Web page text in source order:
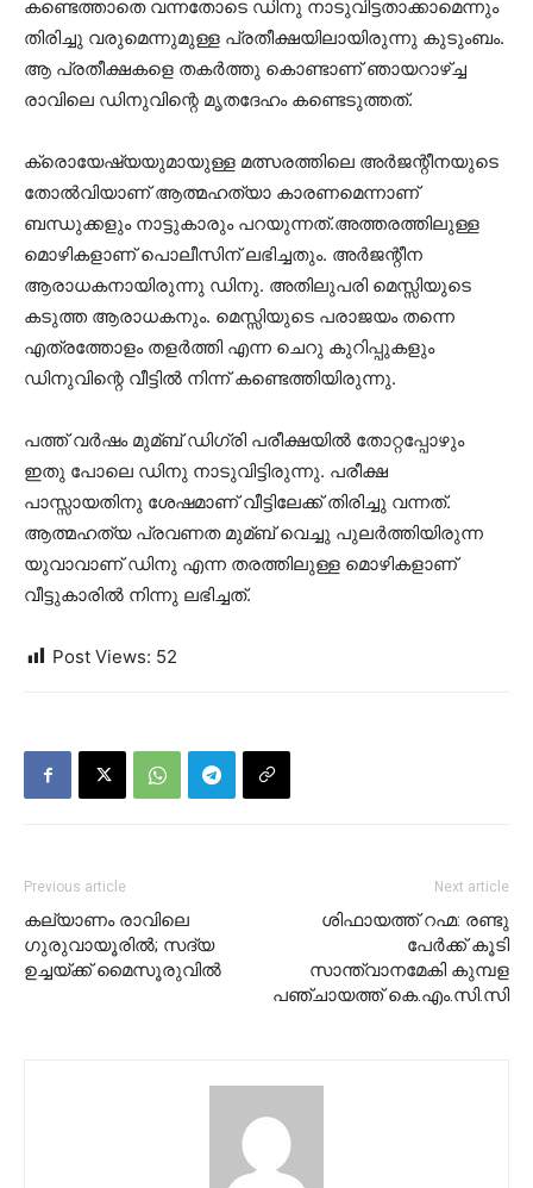
കണ്ടെത്താതെ വന്നതോടെ ഡിനു നാടുവിട്ടതാക്കാമെന്നും
തിരിച്ചു വരുമെന്നുമുള്ള പ്രതീക്ഷയിലായിരുന്നു കുടുംബം.
ആ പ്രതീക്ഷകളെ തകര്‍ത്തു കൊണ്ടാണ് ഞായറാഴ്‌ച്ച
രാവിലെ ഡിനുവിന്റെ മൃതദേഹം കണ്ടെടുത്തത്.
ക്രൊയേഷ്യയുമായുള്ള മത്സരത്തിലെ അര്‍ജന്റീനയുടെ
തോല്‍വിയാണ് ആത്മഹത്യാ കാരണമെന്നാണ്
ബന്ധുക്കളും നാട്ടുകാരും പറയുന്നത്.അത്തരത്തിലുള്ള
മൊഴികളാണ് പൊലീസിന് ലഭിച്ചതും. അര്‍ജന്റീന
ആരാധകനായിരുന്നു ഡിനു. അതിലുപരി മെസ്സിയുടെ
കടുത്ത ആരാധകനും. മെസ്സിയുടെ പരാജയം തന്നെ
എത്രത്തോളം തളര്‍ത്തി എന്ന ചെറു കുറിപ്പുകളും
ഡിനുവിന്റെ വീട്ടില്‍ നിന്ന് കണ്ടെത്തിയിരുന്നു.
പത്ത് വര്‍ഷം മുമ്ബ് ഡിഗ്രി പരീക്ഷയില്‍ തോറ്റപ്പോഴും
ഇതു പോലെ ഡിനു നാടുവിട്ടിരുന്നു. പരീക്ഷ
പാസ്സായതിനു ശേഷമാണ് വീട്ടിലേക്ക് തിരിച്ചു വന്നത്.
ആത്മഹത്യ പ്രവണത മുമ്ബ് വെച്ചു പുലര്‍ത്തിയിരുന്ന
യുവാവാണ് ഡിനു എന്ന തരത്തിലുള്ള മൊഴികളാണ്
വീട്ടുകാരില്‍ നിന്നു ലഭിച്ചത്.
Post Views: 52
Previous article
കല്യാണം രാവിലെ
ഗുരുവായൂരില്‍; സദ്യ
ഉച്ചയ്ക്ക് മൈസൂരുവില്‍
Next article
ശിഫായത്ത് റഹ്മ: രണ്ടു
പേർക്ക് കൂടി
സാന്ത്വാനമേകി കുമ്പള
പഞ്ചായത്ത് കെ.എം.സി.സി